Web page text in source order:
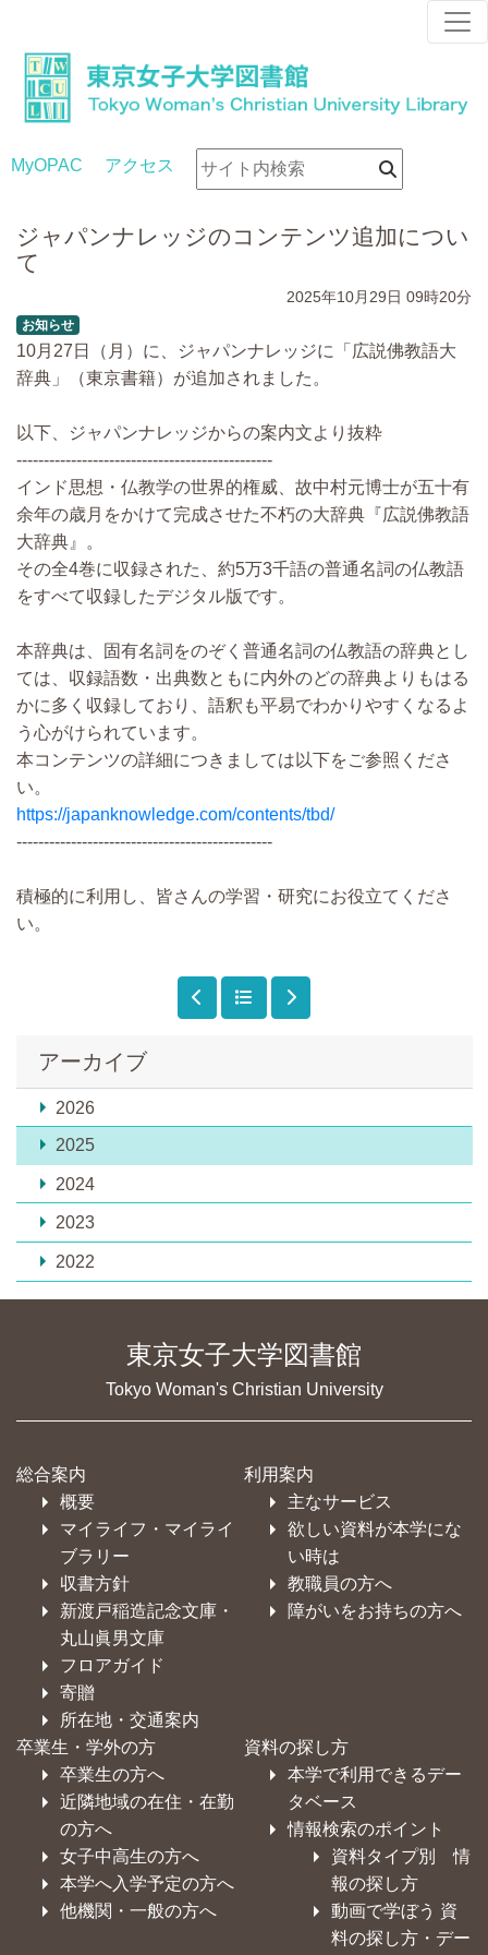
MyOPAC アクセス
アーカイブ
2026
2025
2024
2023
2022
ジャパンナレッジのコンテンツ追加につい
て
2025年10月29日 09時20分
お知らせ
10月27日（月）に、ジャパンナレッジに「広説佛教語大
辞典」（東京書籍）が追加されました。
以下、ジャパンナレッジからの案内文より抜粋
-----------------------------------------------
インド思想・仏教学の世界的権威、故中村元博士が五十有
余年の歳月をかけて完成させた不朽の大辞典『広説佛教語
大辞典』。
その全4巻に収録された、約5万3千語の普通名詞の仏教語
をすべて収録したデジタル版です。
本辞典は、固有名詞をのぞく普通名詞の仏教語の辞典とし
ては、収録語数・出典数ともに内外のどの辞典よりもはる
かに多く収録しており、語釈も平易でわかりやすくなるよ
う心がけられています。
本コンテンツの詳細につきましては以下をご参照くださ
い。
https://japanknowledge.com/contents/tbd/
-----------------------------------------------
積極的に利用し、皆さんの学習・研究にお役立てくださ
い。
東京女子大学図書館
Tokyo Woman's Christian University
総合案内
概要
マイライフ・マイライ
ブラリー
収書方針
新渡戸稲造記念文庫・
丸山眞男文庫
フロアガイド
寄贈
所在地・交通案内
利用案内
主なサービス
欲しい資料が本学にな
い時は
教職員の方へ
障がいをお持ちの方へ
卒業生・学外の方
卒業生の方へ
近隣地域の在住・在勤
の方へ
女子中高生の方へ
本学へ入学予定の方へ
他機関・一般の方へ
資料の探し方
本学で利用できるデー
タベース
情報検索のポイント
資料タイプ別 情
報の探し方
動画で学ぼう 資
料の探し方・デー